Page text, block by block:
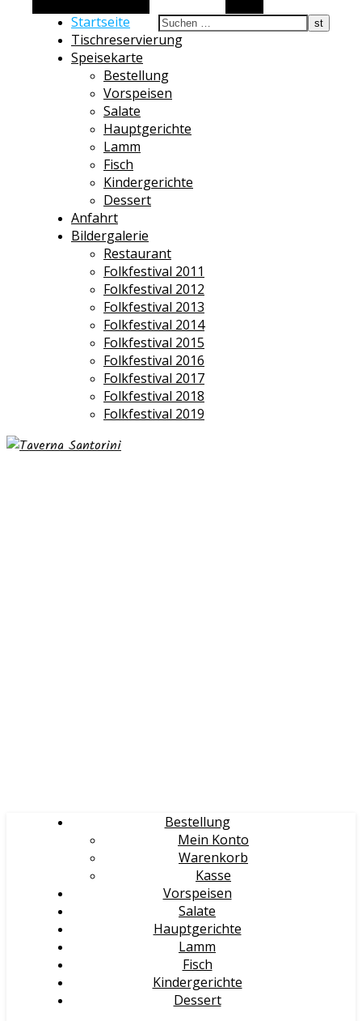
Startseite
Tischreservierung
Speisekarte
Bestellung
Vorspeisen
Salate
Hauptgerichte
Lamm
Fisch
Kindergerichte
Dessert
Anfahrt
Bildergalerie
Restaurant
Folkfestival 2011
Folkfestival 2012
Folkfestival 2013
Folkfestival 2014
Folkfestival 2015
Folkfestival 2016
Folkfestival 2017
Folkfestival 2018
Folkfestival 2019
Bestellung
Mein Konto
Warenkorb
Kasse
Vorspeisen
Salate
Hauptgerichte
Lamm
Fisch
Kindergerichte
Dessert